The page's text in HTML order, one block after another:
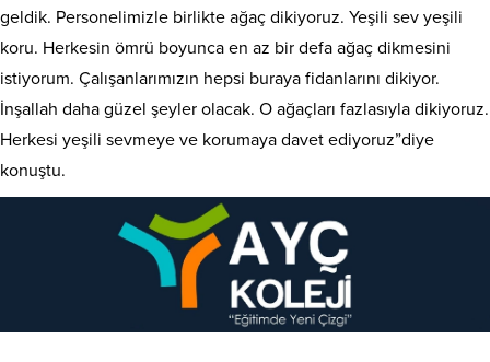
geldik. Personelimizle birlikte ağaç dikiyoruz. Yeşili sev yeşili
koru. Herkesin ömrü boyunca en az bir defa ağaç dikmesini
istiyorum. Çalışanlarımızın hepsi buraya fidanlarını dikiyor.
İnşallah daha güzel şeyler olacak. O ağaçları fazlasıyla dikiyoruz.
Herkesi yeşili sevmeye ve korumaya davet ediyoruz”diye
konuştu.